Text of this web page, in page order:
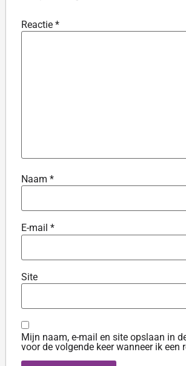
Reactie *
Naam *
E-mail *
Site
Mijn naam, e-mail en site opslaan in
voor de volgende keer wanneer ik een